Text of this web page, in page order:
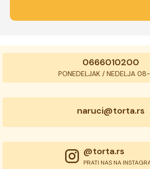
0666010200
PONEDELJAK / NEDELJA
naruci@torta.rs
@torta.rs
PRATI NAS NA